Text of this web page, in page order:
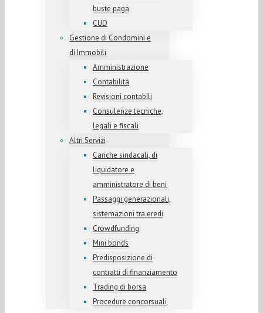
buste paga
CUD
Gestione di Condomini e
di Immobili
Amministrazione
Contabilità
Revisioni contabili
Consulenze tecniche,
legali e fiscali
Altri Servizi
Cariche sindacali, di
liquidatore e
amministratore di beni
Passaggi generazionali,
sistemazioni tra eredi
Crowdfunding
Mini bonds
Predisposizione di
contratti di finanziamento
Trading di borsa
Procedure concorsuali